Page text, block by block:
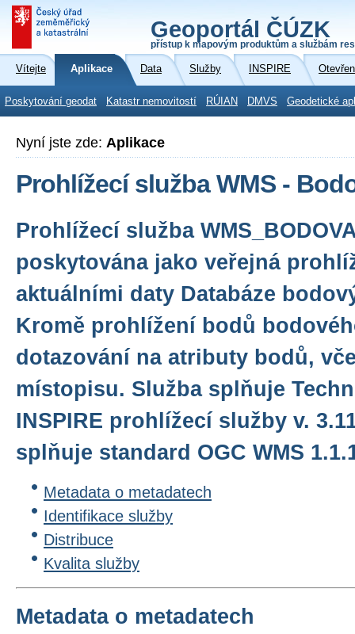
Geoportál ČÚZK
přístup k mapovým produktům a službám
Vítejte Aplikace Data Služby INSPIRE
Poskytování geodat Katastr nemovitostí RÚIAN DMVS Geodetické
Nyní jste zde: Aplikace
Prohlížecí služba WMS -
Prohlížecí služba
poskytována jako veřejná
aktuálními daty Databáze
Kromě prohlížení bodů
dotazování na atributy bodů,
místopisu. Služba splňuje
INSPIRE prohlížecí služby v.
splňuje standard OGC WMS
Metadata o metadatech
Identifikace služby
Distribuce
Kvalita služby
Metadata o metadatech